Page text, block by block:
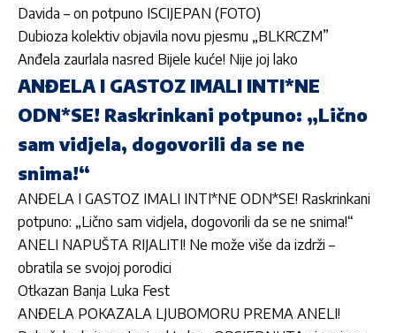
Davida – on potpuno ISCIJEPAN (FOTO)
Dubioza kolektiv objavila novu pjesmu „BLKRCZM”
Anđela zaurlala nasred Bijele kuće! Nije joj lako
ANĐELA I GASTOZ IMALI INTI*NE
ODN*SE! Raskrinkani potpuno: „Lično
sam vidjela, dogovorili da se ne
snima!“
ANĐELA I GASTOZ IMALI INTI*NE ODN*SE! Raskrinkani
potpuno: „Lično sam vidjela, dogovorili da se ne snima!“
ANELI NAPUŠTA RIJALITI! Ne može više da izdrži –
obratila se svojoj porodici
Otkazan Banja Luka Fest
ANĐELA POKAZALA LJUBOMORU PREMA ANELI!